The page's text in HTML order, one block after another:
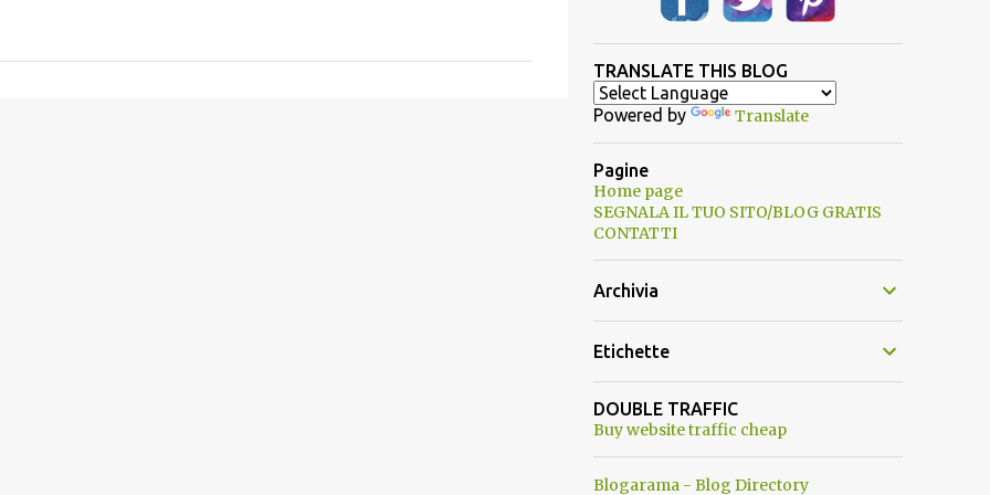
TRANSLATE THIS BLOG
Powered by Translate
Pagine
Home page
SEGNALA IL TUO SITO/BLOG GRATIS
CONTATTI
Archivia
Etichette
DOUBLE TRAFFIC
Buy website traffic cheap
Blogarama - Blog Directory